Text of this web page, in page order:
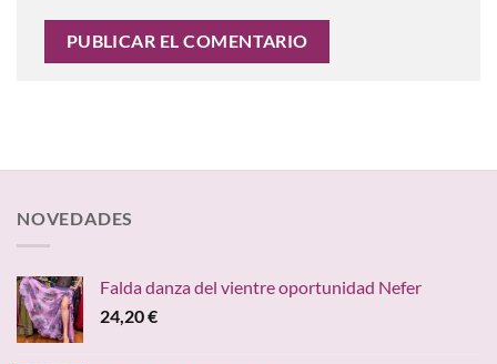
NOVEDADES
Falda danza del vientre oportunidad Nefer
24,20€